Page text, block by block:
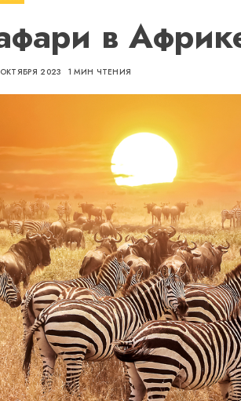
в
2023 1 МИН ЧТЕНИЯ